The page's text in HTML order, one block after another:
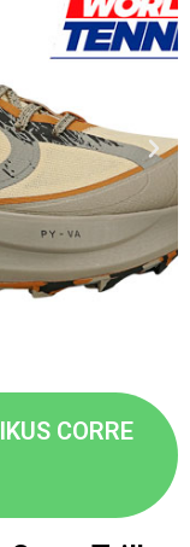
CORRE